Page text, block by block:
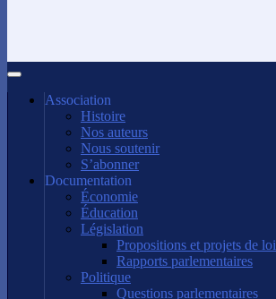
Association
Histoire
Nos auteurs
Nous soutenir
S’abonner
Documentation
Économie
Éducation
Législation
Propositions et projets de loi
Rapports parlementaires
Politique
Questions parlementaires